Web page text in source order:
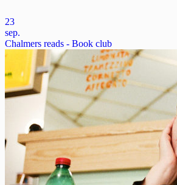
23
sep.
Chalmers reads - Book club